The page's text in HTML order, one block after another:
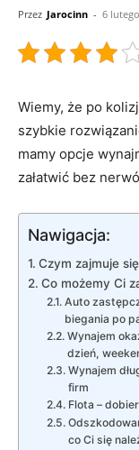
Przez Jarocinn - 6
Wiemy, że po
szybkie
mamy opcje
załatwić bez
Nawigacja:
Czym zajmuje
Co możemy Ci
Auto
biegania po
Wynajem
dzień,
Wynajem
firm
Flota –
co Ci się